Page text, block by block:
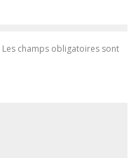
Les champs obligatoires sont